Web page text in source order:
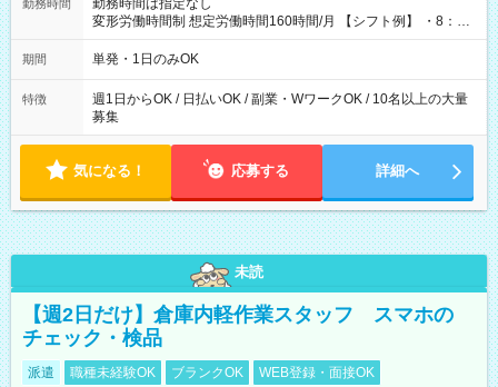
勤務時間
勤務時間は指定なし
変形労働時間制 想定労働時間160時間/月 【シフト例】 ・8：00
～21：00
期間 単発・1日のみOK
特徴
週1日からOK / 日払いOK / 副業・WワークOK / 10名以上の大量
募集
気になる！ 応募する 詳細へ
未読
【週2日だけ】倉庫内軽作業スタッフ スマホの
チェック・検品
派遣 職種未経験OK ブランクOK WEB登録・面接OK